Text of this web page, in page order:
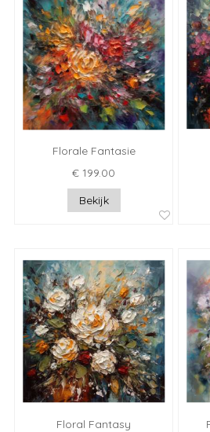
Florale Fantasie
€ 199.00
Bekijk
Floral Fantasy